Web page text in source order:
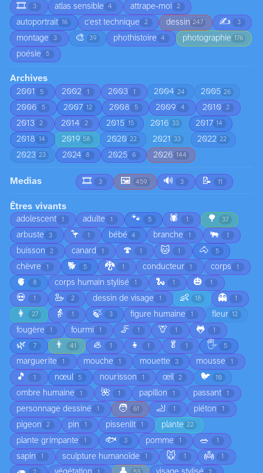
🎞️
3 atlas sensible 4 attrape-moi 2
autoportrait 16 c'est technique 2 dessin 247 ✍️ 3
montage 3 🎨 39 phothistoire 4 photographie 176
poésie 5
Archives
2001 5 2002 1 2003 1 2004 24 2005 26
2006 5 2007 12 2008 5 2009 4 2010 2
2013 2 2014 2 2015 15 2016 33 2017 14
2018 14 2019 58 2020 22 2021 33 2022 22
2023 23 2024 8 2025 6 2026 144
Medias 🎞️ 3 🖼️ 459 🔊 3 📝 11
Êtres vivants
adolescent 1 adulte 1 🐾 5 🕷️ 1 🌳 37
arbuste 3 🦩 1 bébé 4 branche 1 🐃 1
buisson 2 canard 1 🍄 1 🐱 1 🐴 5
chèvre 1 🐕 5 🐉 1 conducteur 1 corps 1
🫀 8 corps humain stylisé 1 🐍 1 🎃 1
💀 1 🦢 2 dessin de visage 1 👶 18 👻 1
👩 27 👵 1 🍃 3 figure humaine 1 fleur 12
fougère 1 fourmi 1 🦵 1 🦒 1 🐸 1
🌿 7 👨 41 🦪 1 👧 1 🥬 1 🖐️ 5
marguerite 1 mouche 1 mouette 3 mousse 1
🎵 1 nœul 5 nourisson 1 œil 2 🐦 10
ombre humaine 1 🌺 1 papillon 1 passant 1
personnage dessiné 1 🧑 61 🦶 1 piéton 1
pigeon 2 pin 1 pissenlit 1 plante 22
plante grimpante 1 🐟 3 pomme 1 🥗 1
sapin 1 sculpture humanoïde 1 🐭 1 👼 1